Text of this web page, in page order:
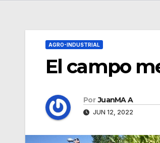
AGRO-INDUSTRIAL
El campo
Por JuanMA A
JUN 12, 2022